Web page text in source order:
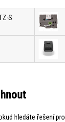
S
hledáte řešení pro